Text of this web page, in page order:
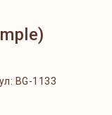
BG-1133